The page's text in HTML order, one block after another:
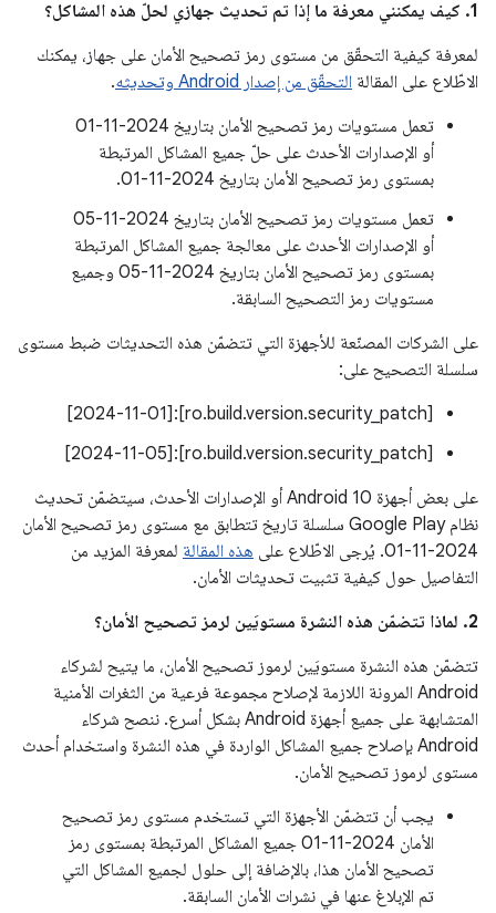
1. كيف يمكنني معرفة ما إذا تم تحديث جهازي لحلّ هذه المشاكل؟
لمعرفة كيفية التحقّق من مستوى رمز تصحيح الأمان على جهاز، يمكنك
الاطّلاع على المقالة التحقّق من إصدار Android وتحديثه
.
تعمل مستويات رمز تصحيح الأمان بتاريخ 2024-11-01
أو الإصدارات الأحدث على حلّ جميع المشاكل المرتبطة
بمستوى رمز تصحيح الأمان بتاريخ 2024-11-01.
تعمل مستويات رمز تصحيح الأمان بتاريخ 2024-11-05
أو الإصدارات الأحدث على معالجة جميع المشاكل المرتبطة
بمستوى رمز تصحيح الأمان بتاريخ 2024-11-05 وجميع
مستويات رمز التصحيح السابقة.
على الشركات المصنّعة للأجهزة التي تتضمّن هذه التحديثات ضبط مستوى
سلسلة التصحيح على:
[ro.build.version.security_patch]:[2024-11-01]
[ro.build.version.security_patch]:[2024-11-05]
على بعض أجهزة Android 10 أو الإصدارات الأحدث، سيتضمّن تحديث
نظام Google Play سلسلة تاريخ تتطابق مع مستوى رمز تصحيح الأمان
2024-11-01. يُرجى الاطّلاع على
هذه المقالة لمعرفة المزيد من
التفاصيل حول كيفية تثبيت تحديثات الأمان.
2. لماذا تتضمّن هذه النشرة مستويَين لرمز تصحيح الأمان؟
تتضمّن هذه النشرة مستويَين لرموز تصحيح الأمان، ما يتيح لشركاء
Android المرونة اللازمة لإصلاح مجموعة فرعية من الثغرات الأمنية
المتشابهة على جميع أجهزة Android بشكل أسرع. ننصح شركاء
Android بإصلاح جميع المشاكل الواردة في هذه النشرة واستخدام أحدث
مستوى لرموز تصحيح الأمان.
يجب أن تتضمّن الأجهزة التي تستخدم مستوى رمز تصحيح
الأمان 2024-11-01 جميع المشاكل المرتبطة بمستوى رمز
تصحيح الأمان هذا، بالإضافة إلى حلول لجميع المشاكل التي
تم الإبلاغ عنها في نشرات الأمان السابقة.